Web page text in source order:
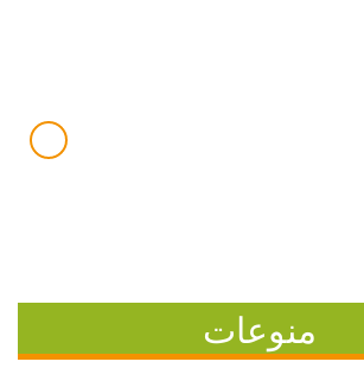
منوعات
للسيطرة على ارتفاع سكر الدم